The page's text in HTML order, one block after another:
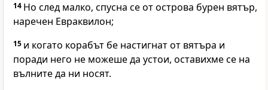
14 Но след малко, спусна се от острова бурен вятър,
наречен Евраквилон;
15 и когато корабът бе настигнат от вятъра и
поради него не можеше да устои, оставихме се на
вълните да ни носят.